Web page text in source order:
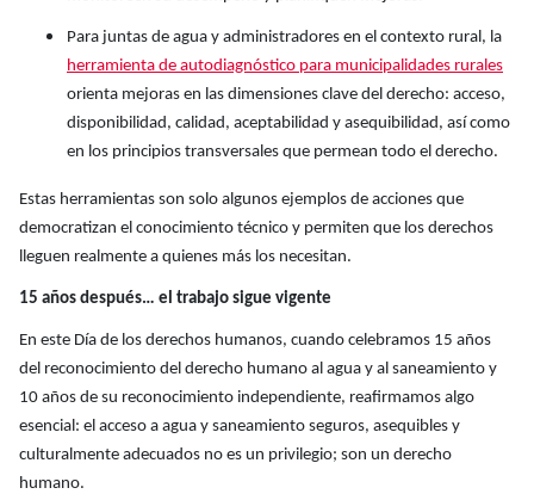
Para juntas de agua y administradores en el contexto rural, la
herramienta de autodiagnóstico para municipalidades rurales
orienta mejoras en las dimensiones clave del derecho: acceso,
disponibilidad, calidad, aceptabilidad y asequibilidad, así como
en los principios transversales que permean todo el derecho.
Estas herramientas son solo algunos ejemplos de acciones que
democratizan el conocimiento técnico y permiten que los derechos
lleguen realmente a quienes más los necesitan.
15 años después… el trabajo sigue vigente
En este Día de los derechos humanos, cuando celebramos 15 años
del reconocimiento del derecho humano al agua y al saneamiento y
10 años de su reconocimiento independiente, reafirmamos algo
esencial: el acceso a agua y saneamiento seguros, asequibles y
culturalmente adecuados no es un privilegio; son un derecho
humano.